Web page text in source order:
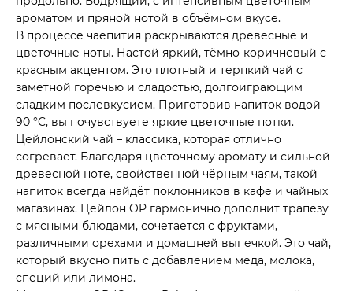
ароматом и пряной нотой в объёмном вкусе.
В процессе чаепития раскрываются древесные и
цветочные ноты. Настой яркий, тёмно-коричневый с
красным акцентом. Это плотный и терпкий чай с
заметной горечью и сладостью, долгоиграющим
сладким послевкусием. Приготовив напиток водой
90 °C, вы почувствуете яркие цветочные нотки.
Цейлонский чай – классика, которая отлично
согревает. Благодаря цветочному аромату и сильной
древесной ноте, свойственной чёрным чаям, такой
напиток всегда найдёт поклонников в кафе и чайных
магазинах. Цейлон OP гармонично дополнит трапезу
с мясными блюдами, сочетается с фруктами,
различными орехами и домашней выпечкой. Это чай,
который вкусно пить с добавлением мёда, молока,
специй или лимона.